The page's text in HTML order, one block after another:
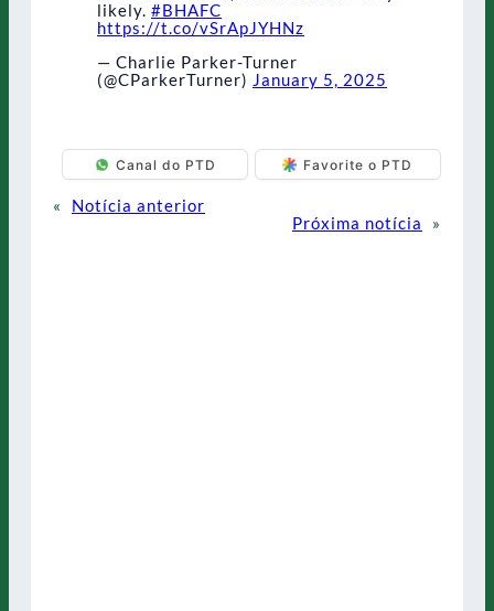
likely. #BHAFC
https://t.co/vSrApJYHNz
— Charlie Parker-Turner
(@CParkerTurner) January 5, 2025
Canal do PTD Favorite o PTD
«
Notícia anterior
Próxima notícia
»